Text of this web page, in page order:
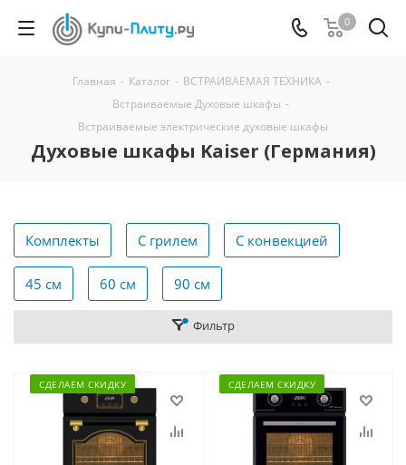
0
Главная - Каталог - ВСТРАИВАЕМАЯ ТЕХНИКА -
Встраиваемые Духовые шкафы -
Встраиваемые электрические духовые шкафы
Духовые шкафы Kaiser (Германия)
Комплекты С грилем С конвекцией
45 см 60 см 90 см
Фильтр
СДЕЛАЕМ СКИДКУ СДЕЛАЕМ СКИДКУ